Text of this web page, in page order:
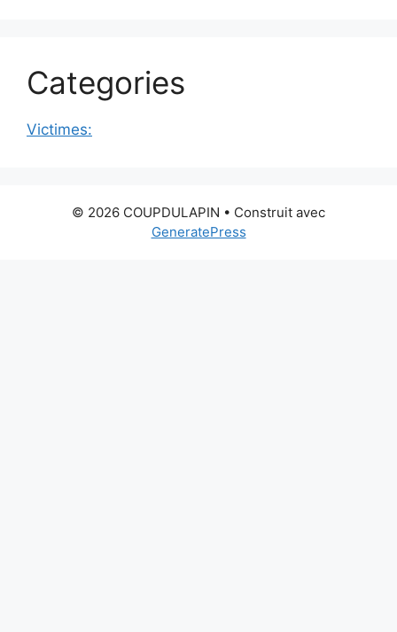
Categories
Victimes:
© 2026 COUPDULAPIN • Construit avec
GeneratePress